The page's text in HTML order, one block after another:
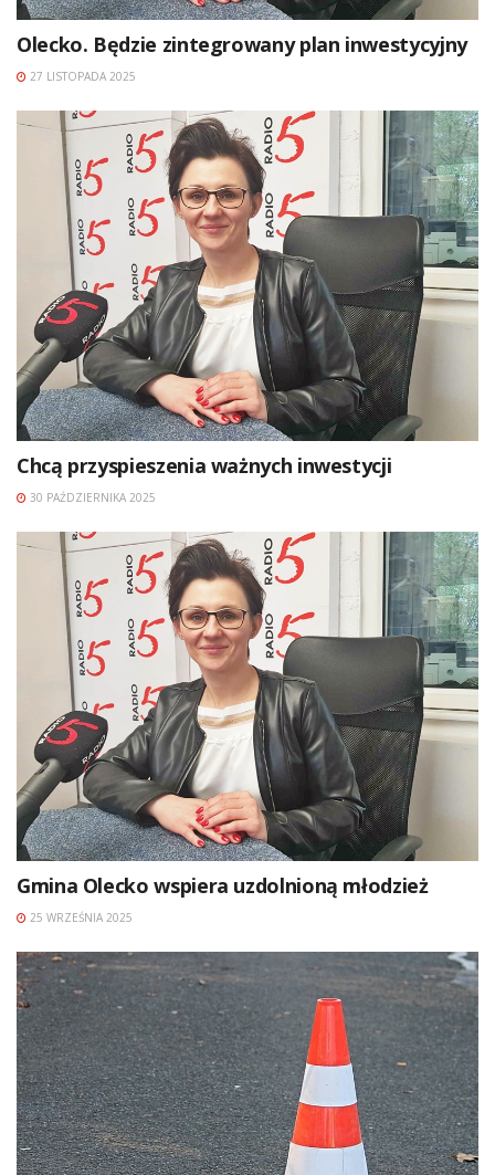
Olecko. Będzie zintegrowany plan inwestycyjny
27 LISTOPADA 2025
Chcą przyspieszenia ważnych inwestycji
30 PAŹDZIERNIKA 2025
Gmina Olecko wspiera uzdolnioną młodzież
25 WRZEŚNIA 2025